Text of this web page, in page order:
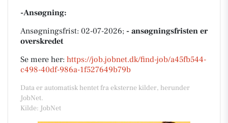
-Ansøgning:
Ansøgningsfrist: 02-07-2026; - ansøgningsfristen er
overskredet
Se mere her: https://job.jobnet.dk/find-job/a45fb544-
c498-40df-986a-1f527649b79b
Data er automatisk hentet fra eksterne kilder, herunder
JobNet.
Kilde: JobNet